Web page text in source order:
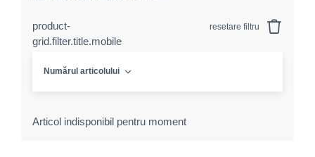
product-
grid.filter.title.mobile
resetare filtru
Numărul articolului
Articol indisponibil pentru moment